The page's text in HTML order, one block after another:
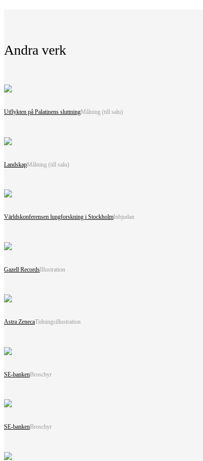
Andra verk
Utflykten på Palatinens sluttningMålning (till salu)
LandskapMålning (till salu)
Världskonferensen lungforskning i Stockholm Inbjudan
Gazell Records Illustration
Astra ZenecaTidningsillustration
SE-bankenBroschyr
SE-bankenBroschyr